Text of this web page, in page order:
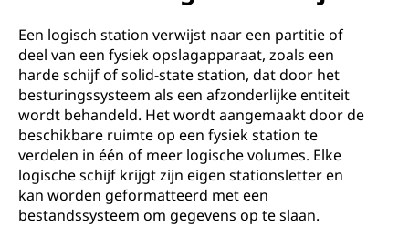
n
Een logisch station verwijst naar een partitie of
deel van een fysiek opslagapparaat, zoals een
harde schijf of solid-state station, dat door het
besturingssysteem als een afzonderlijke entiteit
wordt behandeld. Het wordt aangemaakt door de
beschikbare ruimte op een fysiek station te
verdelen in één of meer logische volumes. Elke
logische schijf krijgt zijn eigen stationsletter en
kan worden geformatteerd met een
bestandssysteem om gegevens op te slaan.